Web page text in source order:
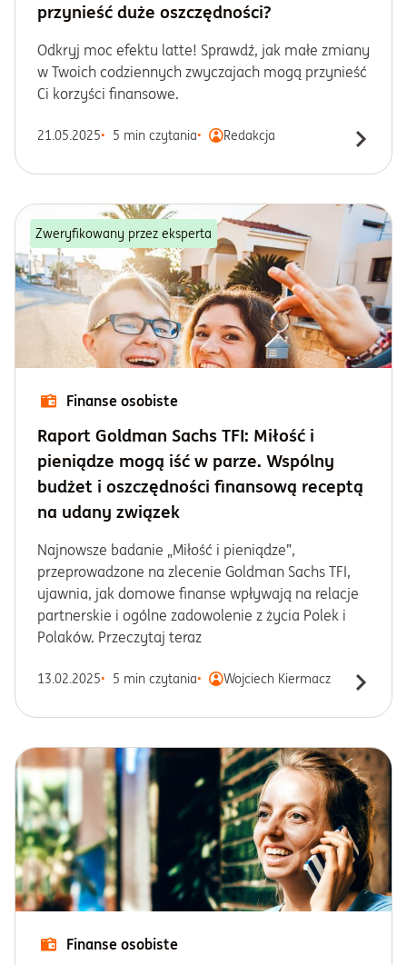
przynieść duże oszczędności?
Odkryj moc efektu latte! Sprawdź, jak małe zmiany
w Twoich codziennych zwyczajach mogą przynieść
Ci korzyści finansowe.
21.05.2025 5 min czytania Redakcja
Zweryfikowany przez eksperta
Finanse osobiste
Raport Goldman Sachs TFI: Miłość i
pieniądze mogą iść w parze. Wspólny
budżet i oszczędności finansową receptą
na udany związek
Najnowsze badanie „Miłość i pieniądze”,
przeprowadzone na zlecenie Goldman Sachs TFI,
ujawnia, jak domowe finanse wpływają na relacje
partnerskie i ogólne zadowolenie z życia Polek i
Polaków. Przeczytaj teraz
13.02.2025 5 min czytania Wojciech Kiermacz
Finanse osobiste